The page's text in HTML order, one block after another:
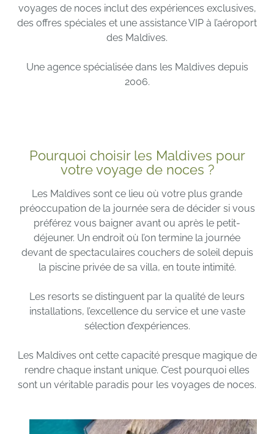
voyages de noces inclut des expériences exclusives,
des offres spéciales et une assistance VIP à l’aéroport
des Maldives.
Une agence spécialisée dans les Maldives depuis
2006.
Pourquoi choisir les Maldives pour
votre voyage de noces ?
Les Maldives sont ce lieu où votre plus grande
préoccupation de la journée sera de décider si vous
préférez vous baigner avant ou après le petit-
déjeuner. Un endroit où l’on termine la journée
devant de spectaculaires couchers de soleil depuis
la piscine privée de sa villa, en toute intimité.
Les resorts se distinguent par la qualité de leurs
installations, l’excellence du service et une vaste
sélection d’expériences.
Les Maldives ont cette capacité presque magique de
rendre chaque instant unique. C’est pourquoi elles
sont un véritable paradis pour les voyages de noces.